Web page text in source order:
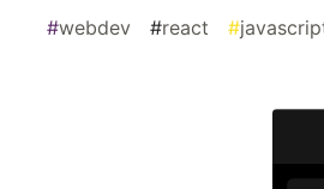
#webdev #react #